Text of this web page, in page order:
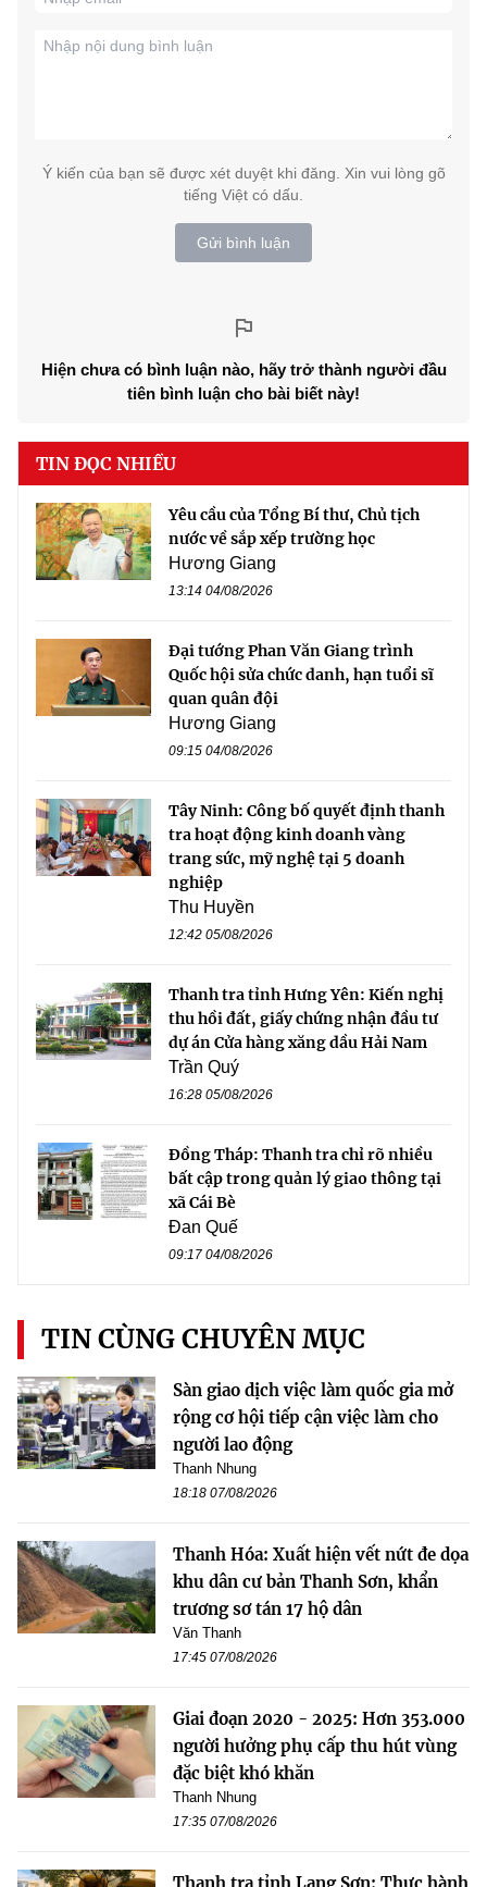
Ý kiến của bạn sẽ được xét duyệt khi đăng. Xin vui lòng gõ
tiếng Việt có dấu.
Gửi bình luận
Hiện chưa có bình luận nào, hãy trở thành người đầu
tiên bình luận cho bài biết này!
TIN ĐỌC NHIỀU
Yêu cầu của Tổng Bí thư, Chủ tịch
nước về sắp xếp trường học
Hương Giang
13:14 04/08/2026
Đại tướng Phan Văn Giang trình
Quốc hội sửa chức danh, hạn tuổi sĩ
quan quân đội
Hương Giang
09:15 04/08/2026
Tây Ninh: Công bố quyết định thanh
tra hoạt động kinh doanh vàng
trang sức, mỹ nghệ tại 5 doanh
nghiệp
Thu Huyền
12:42 05/08/2026
Thanh tra tỉnh Hưng Yên: Kiến nghị
thu hồi đất, giấy chứng nhận đầu tư
dự án Cửa hàng xăng dầu Hải Nam
Trần Quý
16:28 05/08/2026
Đồng Tháp: Thanh tra chỉ rõ nhiều
bất cập trong quản lý giao thông tại
xã Cái Bè
Đan Quế
09:17 04/08/2026
TIN CÙNG CHUYÊN MỤC
Sàn giao dịch việc làm quốc gia mở
rộng cơ hội tiếp cận việc làm cho
người lao động
Thanh Nhung
18:18 07/08/2026
Thanh Hóa: Xuất hiện vết nứt đe dọa
khu dân cư bản Thanh Sơn, khẩn
trương sơ tán 17 hộ dân
Văn Thanh
17:45 07/08/2026
Giai đoạn 2020 - 2025: Hơn 353.000
người hưởng phụ cấp thu hút vùng
đặc biệt khó khăn
Thanh Nhung
17:35 07/08/2026